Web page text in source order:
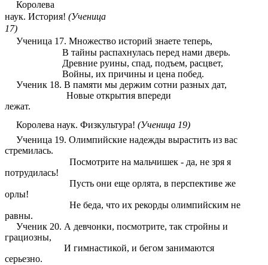
Королева
наук. История! (Ученица
17)
Ученица 17. Множество историй знаете теперь,
В тайны распахнулась перед нами дверь.
Древние руины, спад, подъем, расцвет,
Войны, их причины и цена побед.
Ученик 18. В памяти мы держим сотни разных дат,
Новые открытия впереди
лежат.
Королева наук. Физкультура! (Ученица 19)
Ученица 19. Олимпийские надежды вырастить из вас
стремилась.
Посмотрите на мальчишек - да, не зря я
потрудилась!
Пусть они еще орлята, в перспективе же
орлы!
Не беда, что их рекорды олимпийским не
равны.
Ученик 20. А девчонки, посмотрите, так стройны и
грациозны,
И гимнастикой, и бегом занимаются
серьезно.